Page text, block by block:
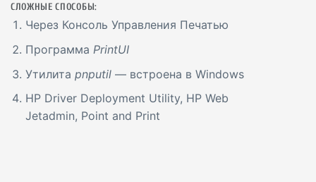
СЛОЖНЫЕ СПОСОБЫ:
Через Консоль Управления Печатью
Программа PrintUI
Утилита pnputil— встроена в Windows
HP Driver Deployment Utility, HP Web
Jetadmin, Point and Print